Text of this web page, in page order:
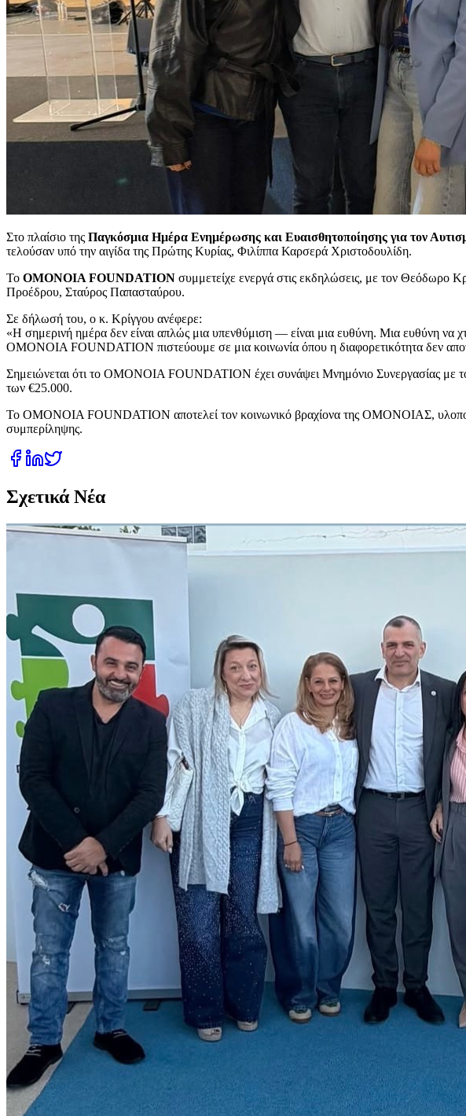
Στο πλαίσιο της Παγκόσμια Ημέρα Ενημέρωσης και Ευαισθητοποίησης για τον
τελούσαν υπό την αιγίδα της Πρώτης Κυρίας, Φιλίππα Καρσερά Χριστοδουλίδη.
Το OMONOIA FOUNDATION συμμετείχε ενεργά στις εκδηλώσεις, με τον Θεόδωρο
Προέδρου, Σταύρος Παπασταύρου.
Σε δήλωσή του, ο κ. Κρίγγου ανέφερε:
«Η σημερινή ημέρα δεν είναι απλώς μια υπενθύμιση — είναι μια ευθύνη. Μια ευθύνη να
OMONOIA FOUNDATION πιστεύουμε σε μια κοινωνία όπου η διαφορετικότητα δεν
Σημειώνεται ότι το OMONOIA FOUNDATION έχει συνάψει Μνημόνιο Συνεργασίας με
των €25.000.
Το OMONOIA FOUNDATION αποτελεί τον κοινωνικό βραχίονα της ΟΜΟΝΟΙΑΣ,
συμπερίληψης.
Σχετικά Νέα